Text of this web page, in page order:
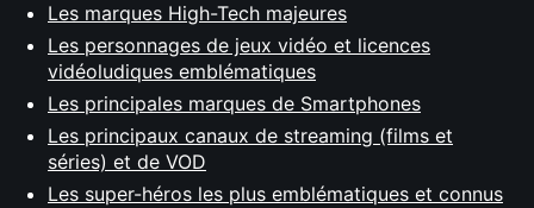
Les marques High-Tech majeures
Les personnages de jeux vidéo et licences
vidéoludiques emblématiques
Les principales marques de Smartphones
Les principaux canaux de streaming (films et
séries) et de VOD
Les super-héros les plus emblématiques et connus